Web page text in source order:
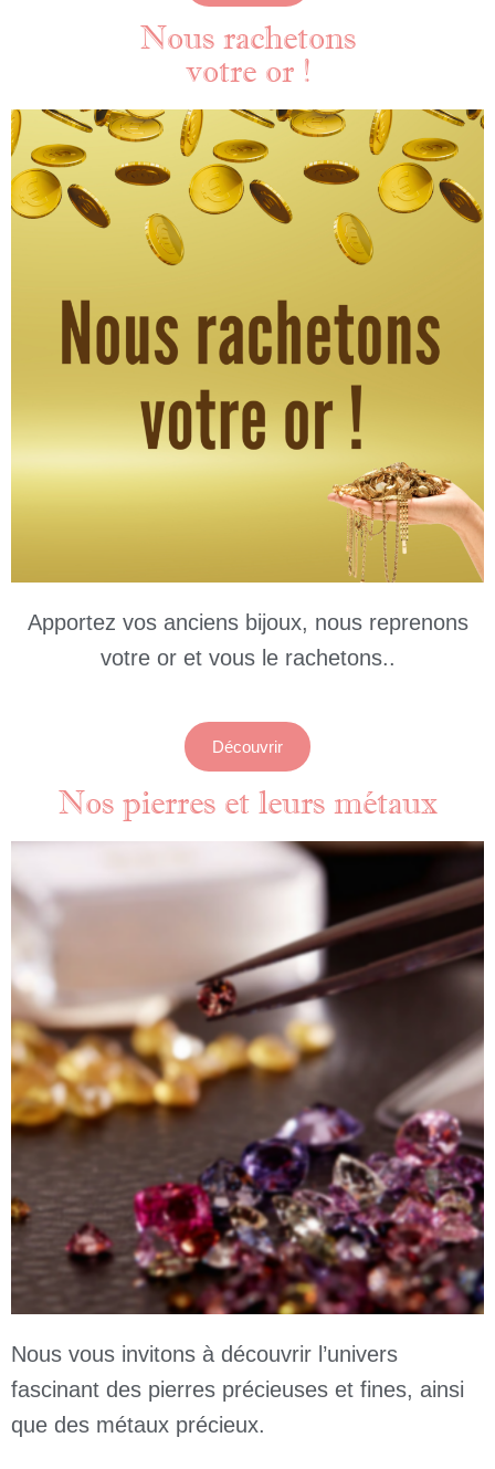
Nous rachetons
votre or !
Apportez vos anciens bijoux, nous reprenons
votre or et vous le rachetons..
Découvrir
Nos pierres et leurs métaux
Nous vous invitons à découvrir l’univers
fascinant des pierres précieuses et fines, ainsi
que des métaux précieux.